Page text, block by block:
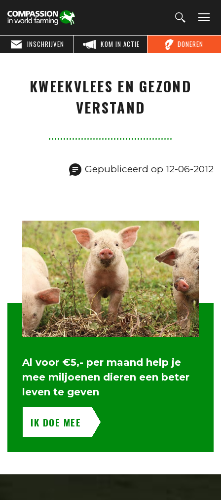
DONEREN
KOM IN ACTIE
INSCHRIJVEN
KWEEKVLEES EN GEZOND
VERSTAND
Gepubliceerd op 12-06-2012
Al voor €5,- per maand help je
mee miljoenen dieren een beter
leven te geven
IK DOE MEE